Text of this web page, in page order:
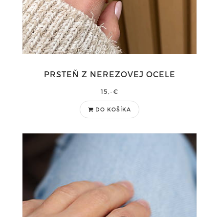
PRSTEŇ Z NEREZOVEJ OCELE
15,-€
DO KOŠÍKA